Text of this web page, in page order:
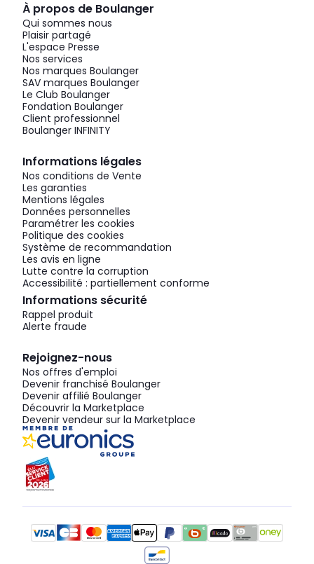
À propos de Boulanger
Qui sommes nous
Plaisir partagé
L'espace Presse
Nos services
Nos marques Boulanger
SAV marques Boulanger
Le Club Boulanger
Fondation Boulanger
Client professionnel
Boulanger INFINITY
Informations légales
Nos conditions de Vente
Les garanties
Mentions légales
Données personnelles
Paramétrer les cookies
Politique des cookies
Système de recommandation
Les avis en ligne
Lutte contre la corruption
Accessibilité : partiellement conforme
Informations sécurité
Rappel produit
Alerte fraude
Rejoignez-nous
Nos offres d'emploi
Devenir franchisé Boulanger
Devenir affilié Boulanger
Découvrir la Marketplace
Devenir vendeur sur la Marketplace